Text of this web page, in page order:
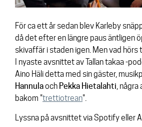
För ca ett år sedan blev Karleby
då det efter en längre paus äntligen
skivaffär i staden igen. Men vad hörs
I nyaste avsnittet av Tallan takaa -
Aino Häli detta med sin gäster,
Hannulaoch Pekka Hietalahti, några
bakom "trettiotrean".
Lyssna på avsnittet via Spotify eller